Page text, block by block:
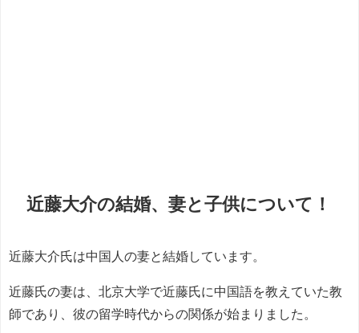
近藤大介の結婚、妻と子供について！
近藤大介氏は中国人の妻と結婚しています。
近藤氏の妻は、北京大学で近藤氏に中国語を教えていた教
師であり、彼の留学時代からの関係が始まりました。